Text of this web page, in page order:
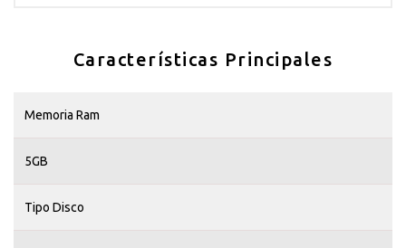
Características Principales
Memoria Ram
5GB
Tipo Disco